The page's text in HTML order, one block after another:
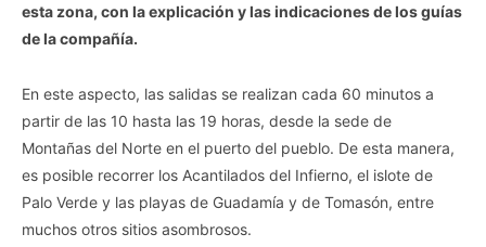
esta zona, con la explicación y las indicaciones de los guías
de la compañía.
En este aspecto, las salidas se realizan cada 60 minutos a
partir de las 10 hasta las 19 horas, desde la sede de
Montañas del Norte en el puerto del pueblo. De esta manera,
es posible recorrer los Acantilados del Infierno, el islote de
Palo Verde y las playas de Guadamía y de Tomasón, entre
muchos otros sitios asombrosos.